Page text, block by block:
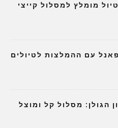
מומלץ למסלול קייצי
עם ההמלצות לטיולים
הגולן: מסלול קל ומוצל